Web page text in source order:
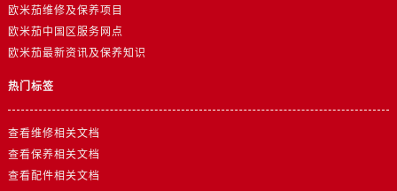
欧米茄维修及保养项目
欧米茄中国区服务网点
欧米茄最新资讯及保养知识
热门标签
查看维修相关文档
查看保养相关文档
查看配件相关文档